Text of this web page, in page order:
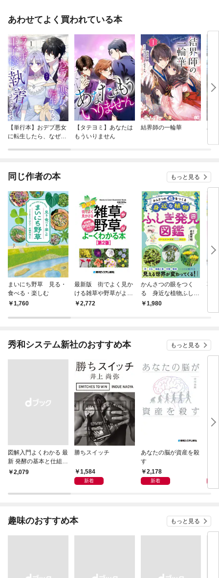
あわせてよく買われている本
【単行本】おデブ悪女
に転生したら、なぜか
【タテヨミ】あなたは
もういりません
結界師の一輪華
バ
今
同じ作者の本 もっと見る
まいにち野草 見る・
食べる・楽しむ
1,760
最新版 街でよく見か
ける雑草や野草がよー
くわかる本［第2版］
2,772
かんさつの眼をつく
る 身近な植物ふしぎ
発見図鑑
1,980
草
秀和システム新社のおすすめ本 もっと見る
図解入門よくわかる 最
新 発酵の基本と仕組み
［第2版］
￥2,079
勝ちスイッチ
1,584
新着
あなたの脳が資産を殺
す
2,178
新着
趣味のおすすめ本 もっと見る